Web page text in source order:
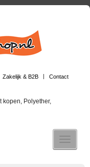
Zakelijk & B2B Contact
Polyether,
Toggle